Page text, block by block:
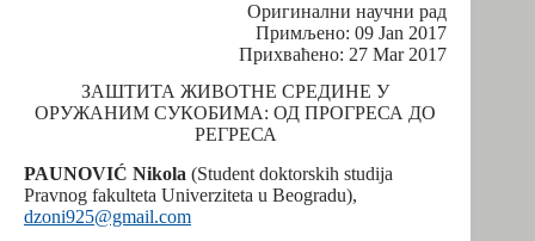
Оригинални научни рад
Примљено: 09 Jan 2017
Прихваћено: 27 Mar 2017
ЗАШТИТА ЖИВОТНЕ СРЕДИНЕ У
ОРУЖАНИМ СУКОБИМА: ОД ПРОГРЕСА ДО
РЕГРЕСА
PAUNOVIĆ Nikola (Student doktorskih studija
Pravnog fakulteta Univerziteta u Beogradu),
dzoni925@gmail.com